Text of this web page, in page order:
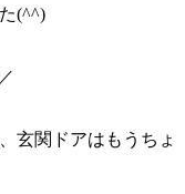
(^^)
玄関ドアはもうちょ